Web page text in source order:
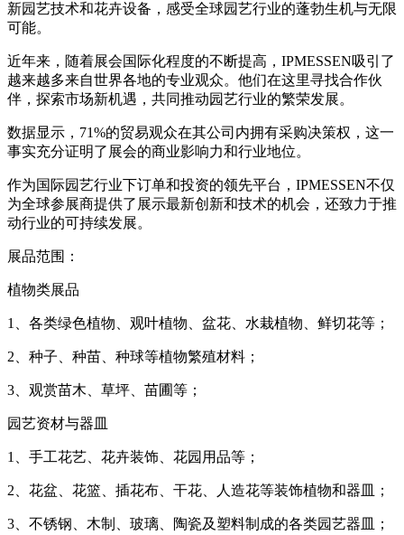
新园艺技术和花卉设备，感受全球园艺行业的蓬勃生机与无限
可能。
近年来，随着展会国际化程度的不断提高，IPMESSEN吸引了
越来越多来自世界各地的专业观众。他们在这里寻找合作伙
伴，探索市场新机遇，共同推动园艺行业的繁荣发展。
数据显示，71%的贸易观众在其公司内拥有采购决策权，这一
事实充分证明了展会的商业影响力和行业地位。
作为国际园艺行业下订单和投资的领先平台，IPMESSEN不仅
为全球参展商提供了展示最新创新和技术的机会，还致力于推
动行业的可持续发展。
展品范围：
植物类展品
1、各类绿色植物、观叶植物、盆花、水栽植物、鲜切花等；
2、种子、种苗、种球等植物繁殖材料；
3、观赏苗木、草坪、苗圃等；
园艺资材与器皿
1、手工花艺、花卉装饰、花园用品等；
2、花盆、花篮、插花布、干花、人造花等装饰植物和器皿；
3、不锈钢、木制、玻璃、陶瓷及塑料制成的各类园艺器皿；